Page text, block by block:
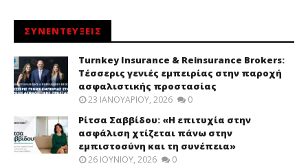
ΣΥΝΕΝΤΕΥΞΕΙΣ
Turnkey Insurance & Reinsurance Brokers:
Τέσσερις γενιές εμπειρίας στην παροχή
ασφαλιστικής προστασίας
23 ΙΑΝΟΥΑΡΊΟΥ, 2026 0
Ρίτσα Σαββίδου: «Η επιτυχία στην
ασφάλιση χτίζεται πάνω στην
εμπιστοσύνη και τη συνέπεια»
26 ΙΟΥΝΊΟΥ, 2026 0